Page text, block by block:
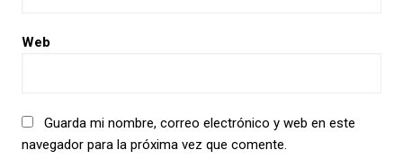
Web
Guarda mi nombre, correo electrónico y web en este
navegador para la próxima vez que comente.